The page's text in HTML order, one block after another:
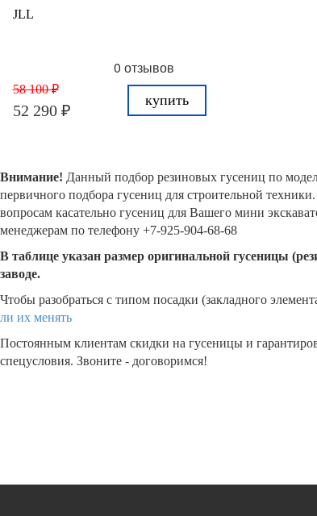
JLL
0 отзывов
58 100 ₽
52 290 ₽
купить
Внимание! Данный подбор резиновых гусениц по
первичного подбора гусениц для строительной
вопросам касательно гусениц для Вашего мини
менеджерам по телефону +7-925-904-68-68
В таблице указан размер оригинальной гусеницы
заводе.
Чтобы разобраться с типом посадки (закладного
ли их менять
Постоянным клиентам скидки на гусеницы и
спецусловия. Звоните - договоримся!